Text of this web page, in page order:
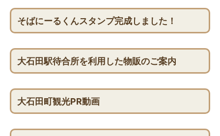
そばにーるくんスタンプ完成しました！
大石田駅待合所を利用した物販のご案内
大石田町観光PR動画